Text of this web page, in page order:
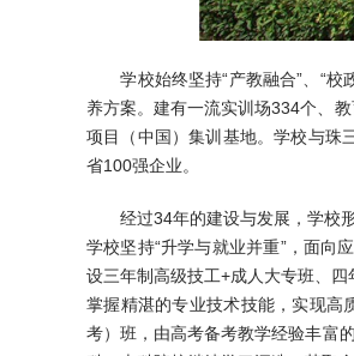
学校始终坚持“产教融合”、“校
养方案。建有一流实训场334个、
项目（中国）集训基地。学校与珠
省100强企业。
经过34年的建设与发展，学校形
学校坚持“升学与就业并重”，面向
设三年制高级技工+成人大专班、
掌握精湛的专业技术技能，实现高
考）班，由高考备考教学经验丰富